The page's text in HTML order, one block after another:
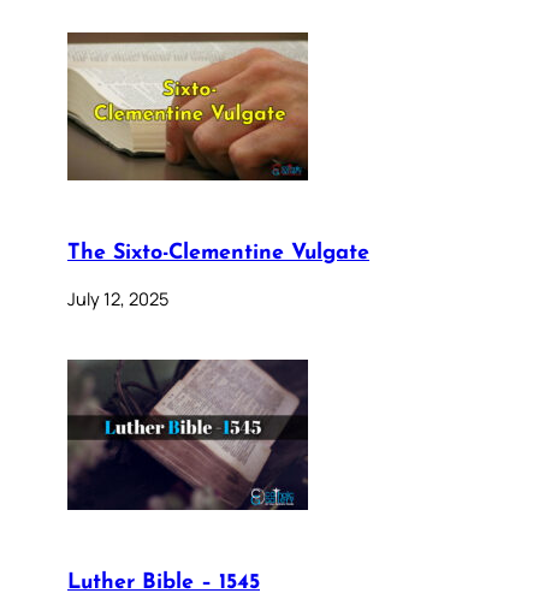
The Sixto-Clementine Vulgate
July 12, 2025
Luther Bible – 1545